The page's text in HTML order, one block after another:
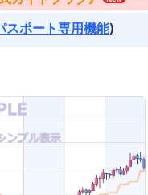
スポート専用機能)